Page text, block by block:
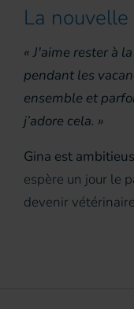
La
« J'aime rester à
pendant les
ensemble et
j’adore cela. »
Gina est
espère un jour le
devenir